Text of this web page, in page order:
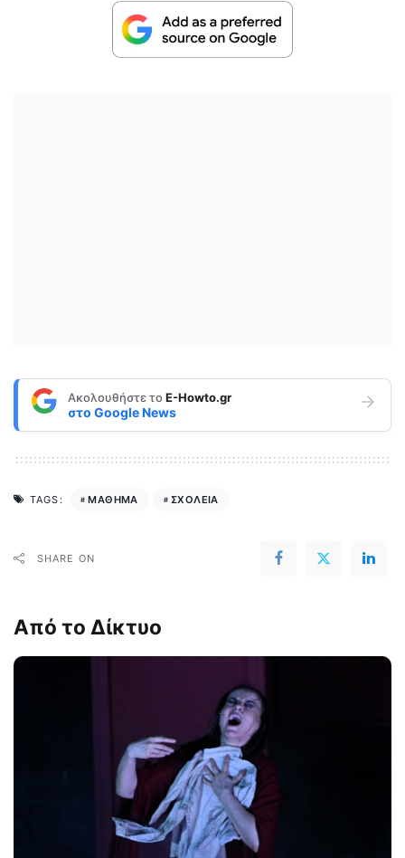
Ακολουθήστε τοE-Howto.gr
στο Google News
TAGS: ΜΑΘΗΜΑ ΣΧΟΛΕΙΑ
SHARE ON
Από το Δίκτυο